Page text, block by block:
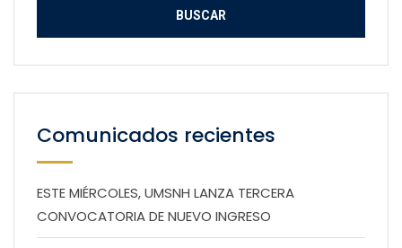
Comunicados recientes
ESTE MIÉRCOLES, UMSNH LANZA TERCERA
CONVOCATORIA DE NUEVO INGRESO